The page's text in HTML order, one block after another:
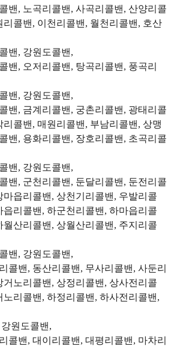
밴, 노곡리콜밴, 사곡리콜밴, 산양리콜
리콜밴, 이천리콜밴, 월천리콜밴, 호산
밴, 강원도콜밴,
밴, 오저리콜밴, 탕곡리콜밴, 풍곡리
밴, 강원도콜밴,
밴, 금계리콜밴, 궁촌리콜밴, 광태리콜
리콜밴, 매원리콜밴, 부남리콜밴, 상맹
밴, 용화리콜밴, 장호리콜밴, 초곡리콜
밴, 강원도콜밴,
밴, 군천리콜밴, 둔달리콜밴, 둔전리콜
마읍리콜밴, 상천기리콜밴, 우발리콜
읍리콜밴, 하군천리콜밴, 하마읍리콜
월산리콜밴, 상월산리콜밴, 주지리콜
밴, 강원도콜밴,
콜밴, 동산리콜밴, 무사리콜밴, 사둔리
거노리콜밴, 상정리콜밴, 상사전리콜
노리콜밴, 하정리콜밴, 하사전리콜밴,
원도콜밴,
콜밴, 대이리콜밴, 대평리콜밴, 마차리